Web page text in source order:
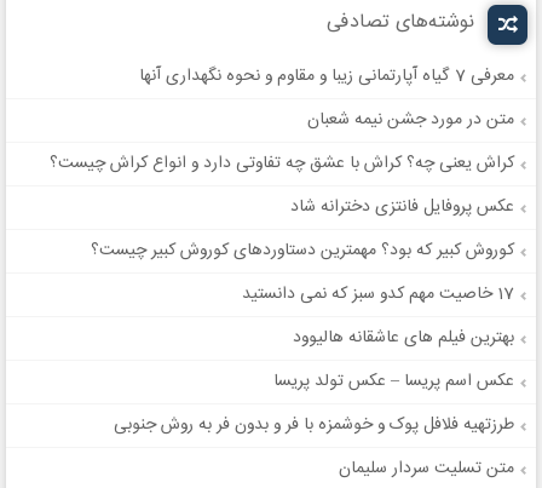
نوشته‌های تصادفی
معرفی 7 گیاه آپارتمانی زیبا و مقاوم و نحوه نگهداری آنها
متن در مورد جشن نیمه شعبان
کراش یعنی چه؟ کراش با عشق چه تفاوتی دارد و انواع کراش چیست؟
عکس پروفایل فانتزی دخترانه شاد
کوروش کبیر که بود؟ مهمترین دستاوردهای کوروش کبیر چیست؟
17 خاصیت مهم کدو سبز که نمی دانستید
بهترین فیلم های عاشقانه هالیوود
عکس اسم پریسا – عکس تولد پریسا
طرزتهیه فلافل پوک و خوشمزه با فر و بدون فر به روش جنوبی
متن تسلیت سردار سلیمان